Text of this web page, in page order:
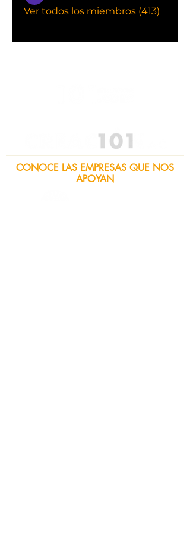
Ver todos los miembros (413)
CONOCE LAS EMPRESAS QUE NOS
APOYAN